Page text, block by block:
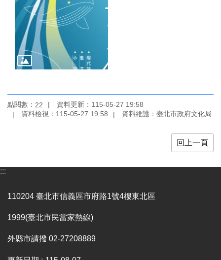
府
開
資
聯
影
頁
網
導
點閱數： 22
資料更新：115-05-27 19:58
資料檢視：115-05-27 19:58
資料維護：臺北市政府文化局
回上一頁
:::
110204 臺北市信義區市府路1號4樓東北區
1999(臺北市民當家熱線)
外縣市請撥 02-27208889